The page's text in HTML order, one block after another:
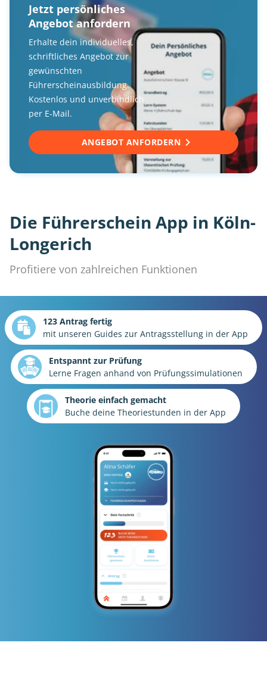
Jetzt persönliches
Angebot anfordern
Erhalte dein individuelles,
schriftliches Angebot zur
gewünschten
Führerscheinausbildung.
Kostenlos und unverbindlich
per E-Mail.
ANGEBOT ANFORDERN
Die Führerschein App in Köln-
Longerich
Profitiere von zahlreichen Funktionen
123 Antrag fertig
mit unseren Guides zur Antragsstellung in der App
Entspannt zur Prüfung
Lerne Fragen anhand von Prüfungssimulationen
Theorie einfach gemacht
Buche deine Theoriestunden in der App